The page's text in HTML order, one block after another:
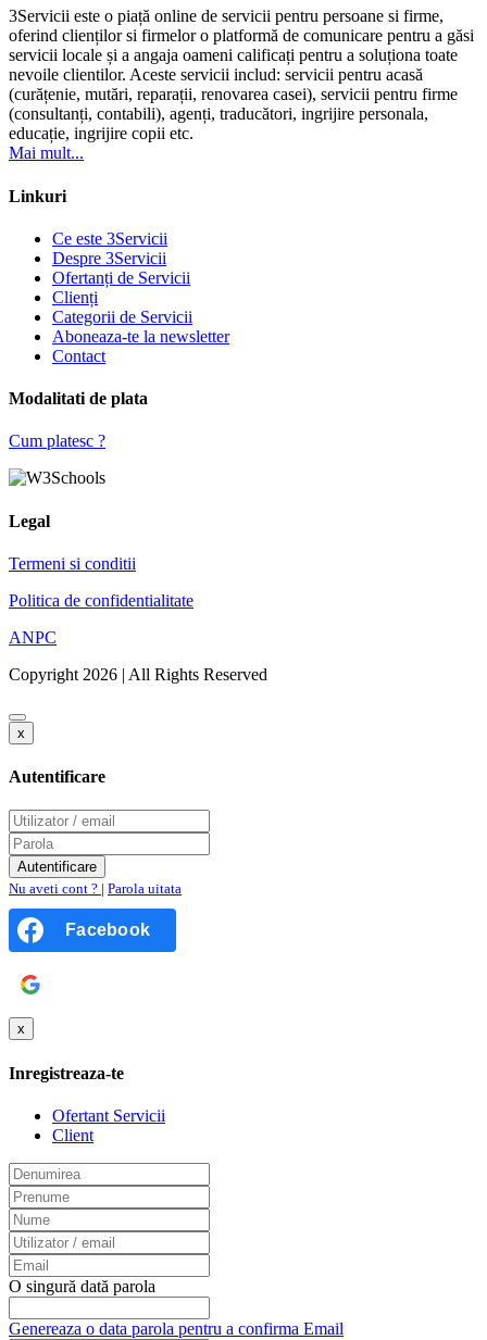
3Servicii este o piață online de servicii pentru persoane si firme,
oferind clienților si firmelor o platformă de comunicare pentru a găsi
servicii locale și a angaja oameni calificați pentru a soluționa toate
nevoile clientilor. Aceste servicii includ: servicii pentru acasă
(curățenie, mutări, reparații, renovarea casei), servicii pentru firme
(consultanți, contabili), agenți, traducători, ingrijire personala,
educație, ingrijire copii etc.
Mai mult...
Linkuri
Ce este 3Servicii
Despre 3Servicii
Ofertanți de Servicii
Clienți
Categorii de Servicii
Aboneaza-te la newsletter
Contact
Modalitati de plata
Cum platesc ?
Legal
Termeni si conditii
Politica de confidentialitate
ANPC
Copyright 2026 | All Rights Reserved
x
Autentificare
Nu aveti cont ? | Parola uitata
Facebook
x
Inregistreaza-te
Ofertant Servicii
Client
O singură dată parola
Genereaza o data parola pentru a confirma Email